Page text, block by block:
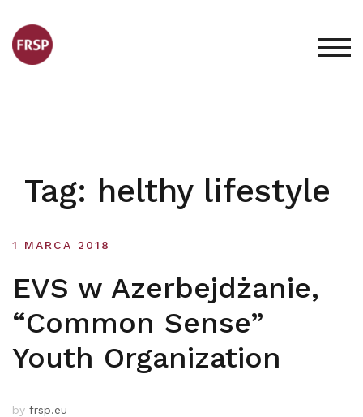
content
Tag: helthy lifestyle
1 MARCA 2018
EVS w Azerbejdżanie,
“Common Sense”
Youth Organization
by frsp.eu